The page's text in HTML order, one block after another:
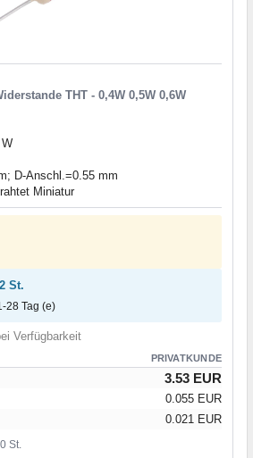
THT - 0,4W 0,5W 0,6W
D-Anschl.=0.55 mm
Miniatur
St.
28 Tag (e)
Verfügbarkeit
PRIVATKUNDE
3.53 EUR
0.055 EUR
0.021 EUR
St.